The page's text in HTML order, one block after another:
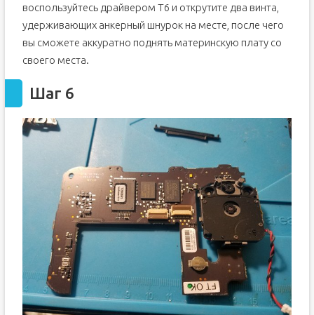
воспользуйтесь драйвером T6 и открутите два винта,
удерживающих анкерный шнурок на месте, после чего
вы сможете аккуратно поднять материнскую плату со
своего места.
Шаг 6